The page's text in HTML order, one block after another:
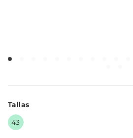
Tallas
43